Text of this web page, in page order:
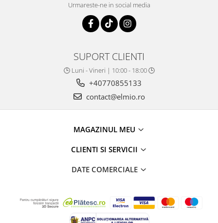
Urmareste-ne in social media
SUPORT CLIENTI
🕒 Luni - Vineri | 10:00 - 18:00 🕒
+40770855133
contact@elmio.ro
MAGAZINUL MEU
CLIENTI SI SERVICII
DATE COMERCIALE